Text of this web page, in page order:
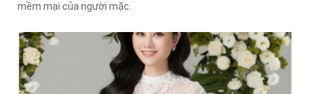
mềm mại của người mặc.